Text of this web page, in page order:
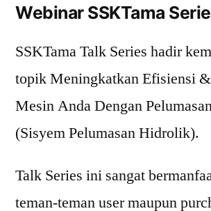
Webinar SSKTama
SSKTama Talk Series hadir
topik Meningkatkan Efisiensi
Mesin Anda Dengan
(Sisyem Pelumasan Hidrolik).
Talk Series ini sangat
teman-teman user maupun